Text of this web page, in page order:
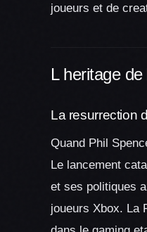
joueurs et de
L heritage
La resurrection
Quand Phil
Le lancement
et ses politiques
joueurs Xbox. La